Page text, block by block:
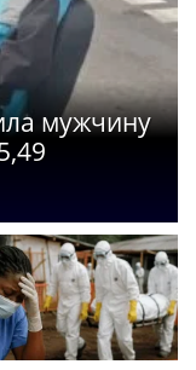
мужчину